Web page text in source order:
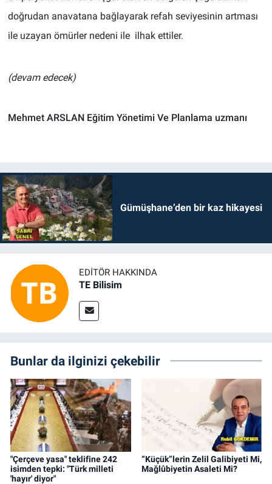
doğrudan anavatana bağlayarak refah seviyesinin artması
ile uzayan ömürler nedeni ile ilhak ettiler.
(devam edecek)
Mehmet ARSLAN Eğitim Yönetimi Ve Planlama uzmanı
Gümüşhane’den bir kaz hikayesi
EDITÖR HAKKINDA
TE Bilisim
Bunlar da ilginizi çekebilir
"Çerçeve yasa" teklifine 242
isimden tepki: "Türk milleti
'hayır' diyor"
“Küçük”lerin Zelil Galibiyeti Mi,
Mağlûbiyetin Asaleti Mi?